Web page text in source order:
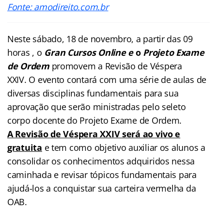
Fonte: amodireito.com.br
Neste sábado, 18 de novembro, a partir das 09
horas , o Gran Cursos Online eoProjeto Exame
de Ordem promovem a Revisão de Véspera
XXIV. O evento contará com uma série de aulas de
diversas disciplinas fundamentais para sua
aprovação que serão ministradas pelo seleto
corpo docente do Projeto Exame de Ordem.
A Revisão de Véspera XXIVserá ao vivo e
gratuita e tem como objetivo auxiliar os alunos a
consolidar os conhecimentos adquiridos nessa
caminhada e revisar tópicos fundamentais para
ajudá-los a conquistar sua carteira vermelha da
OAB.